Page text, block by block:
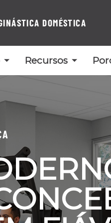
DOMÉSTICA
Recursos